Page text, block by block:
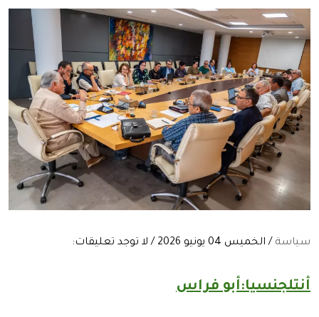
سياسة / الخميس 04 يونيو 2026 / لا توجد تعليقات:
أنتلجنسيا:أبو فراس